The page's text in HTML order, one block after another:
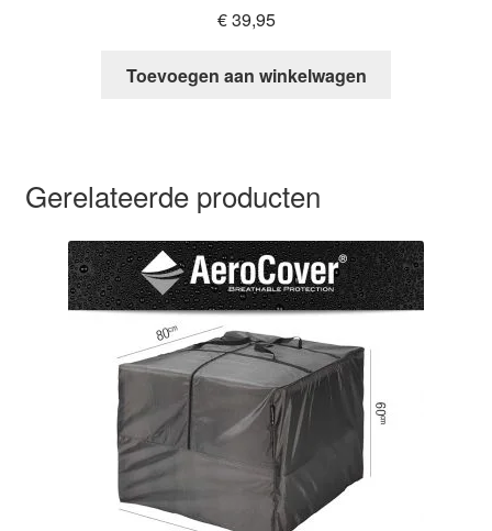
€39,95
Toevoegen aan winkelwagen
Gerelateerde producten